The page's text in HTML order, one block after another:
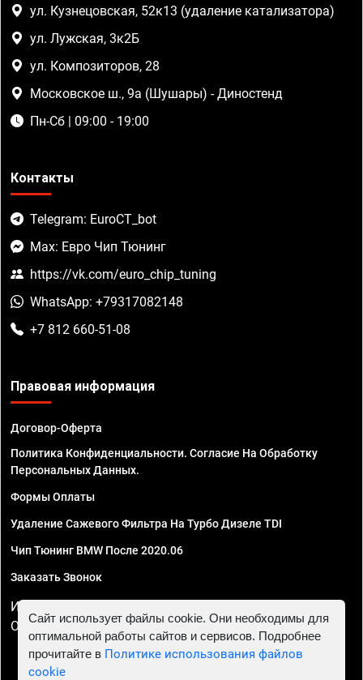
ул. Кузнецовская, 52к13 (удаление катализатора)
ул. Лужская, 3к2Б
ул. Композиторов, 28
Московское ш., 9а (Шушары) - Диностенд
Пн-Сб | 09:00 - 19:00
Контакты
Telegram: EuroCT_bot
Max: Евро Чип Тюнинг
https://vk.com/euro_chip_tuning
WhatsApp: +79317082148
+7 812 660-51-08
Правовая информация
Договор-Оферта
Политика Конфиденциальности. Согласие На Обработку
Персональных Данных.
Формы Оплаты
Удаление Сажевого Фильтра На Турбо Дизеле TDI
Чип Тюнинг BMW После 2020.06
Заказать Звонок
ИП Смирнов Георгий Павлович. ИНН 781302555843,
ОГРНИП 324470400032610
Сайт использует файлы cookie. Они необходимы для
оптимальной работы сайтов и сервисов. Подробнее
прочитайте в Политике использования файлов
cookie